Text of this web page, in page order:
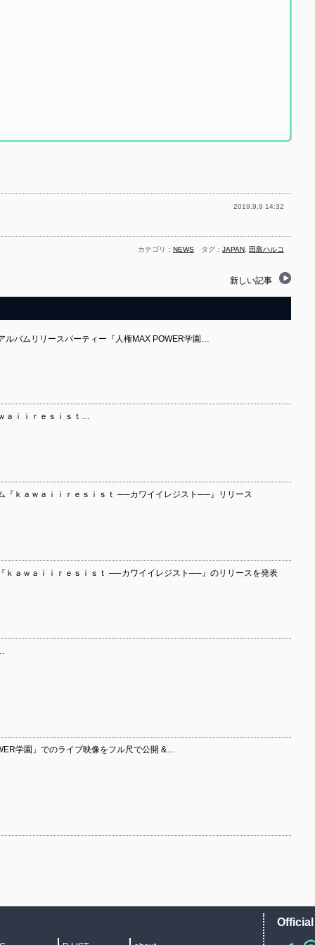
2019.9.9 14:32
カテゴリ： NEWS タグ： JAPAN 田島ハルコ
新しい記事
バムリリースパーティー『人権MAX POWER学園…
ａｉｉｒｅｓｉｓｔ…
『ｋａｗａｉｉｒｅｓｉｓｔ ──カワイイレジスト──』リリース
ｋａｗａｉｉｒｅｓｉｓｔ ──カワイイレジスト──』のリリースを発表
学園」でのライブ映像をフル尺で公開 &…